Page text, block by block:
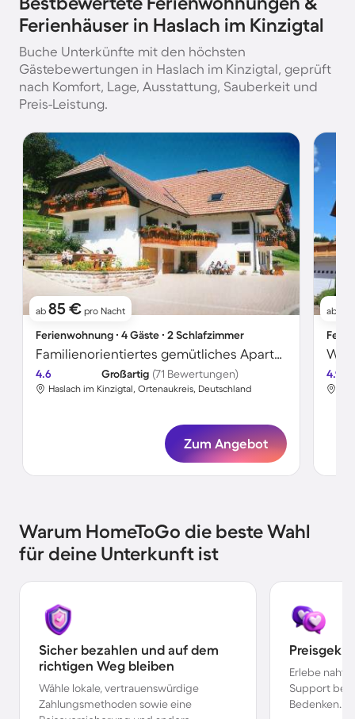
Ferienhäuser in Haslach im Kinzigtal
Buche Unterkünfte mit den höchsten
Gästebewertungen in Haslach im Kinzigtal, geprüft
nach Komfort, Lage, Ausstattung, Sauberkeit und
Preis-Leistung.
ab 85 € pro Nacht
Ferienwohnung ∙ 4 Gäste ∙ 2 Schlafzimmer
Familienorientiertes gemütliches Apartment mit Pool, Garten und Grill | Naturblick | Haustiere erlaubt
4.6 Großartig (71 Bewertungen)
Haslach im Kinzigtal, Ortenaukreis, Deutschland
Zum Angebot
ab
4.9
Warum HomeToGo die beste Wahl
für deine Unterkunft ist
Sicher bezahlen und auf dem
richtigen Weg bleiben
Wähle lokale, vertrauenswürdige
Zahlungsmethoden sowie eine
Erlebe
Support bei
Bedenken.